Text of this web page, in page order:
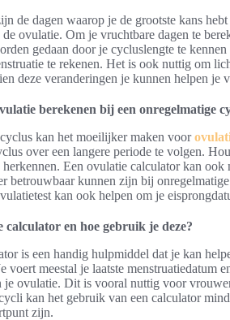
de dagen waarop je de grootste kans
ovulatie. Om je vruchtbare dagen te
gedaan door je cycluslengte te
te rekenen. Het is ook nuttig om
deze veranderingen je kunnen helpen
berekenen bij een onregelmatige
kan het moeilijker maken voor
over een langere periode te volgen.
herkennen. Een ovulatie calculator kan
betrouwbaar kunnen zijn bij
kan ook helpen om je
calculator en hoe gebruik je deze?
is een handig hulpmiddel dat je kan
voert meestal je laatste menstruatiedatum
je ovulatie. Dit is vooral nuttig voor
kan het gebruik van een calculator
zijn.